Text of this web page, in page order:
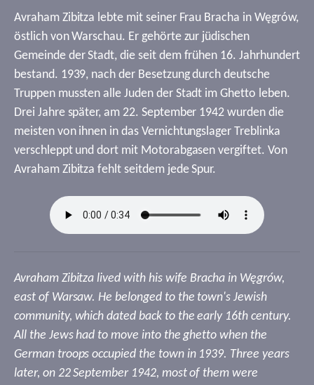
Avraham Zibitza lebte mit seiner Frau Bracha in Węgrów,
östlich von Warschau. Er gehörte zur jüdischen
Gemeinde der Stadt, die seit dem frühen 16. Jahrhundert
bestand. 1939, nach der Besetzung durch deutsche
Truppen mussten alle Juden der Stadt im Ghetto leben.
Drei Jahre später, am 22. September 1942 wurden die
meisten von ihnen in das Vernichtungslager Treblinka
verschleppt und dort mit Motorabgasen vergiftet. Von
Avraham Zibitza fehlt seitdem jede Spur.
Avraham Zibitza lived with his wife Bracha in Węgrów,
east of Warsaw. He belonged to the town's Jewish
community, which dated back to the early 16th century.
All the Jews had to move into the ghetto when the
German troops occupied the town in 1939. Three years
later, on 22 September 1942, most of them were